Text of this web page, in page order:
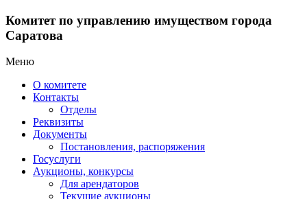
Комитет по управлению имуществом города
Саратова
Меню
О комитете
Контакты
Отделы
Реквизиты
Документы
Постановления, распоряжения
Госуслуги
Аукционы, конкурсы
Для арендаторов
Текущие аукционы